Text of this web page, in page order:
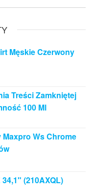
Męskie Czerwony
Treści Zamkniętej
100 Ml
Ws Chrome
(210AXQL)